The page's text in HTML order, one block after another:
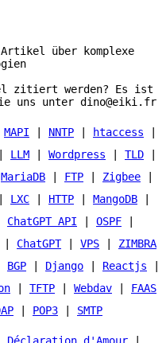
über komplexe
zitiert werden? Es ist
uns unter dino@eiki.fr
MAPI NNTP htaccess
LLM Wordpress TLD
MariaDB FTP Zigbee
LXC HTTP MangoDB
ChatGPT API OSPF
ChatGPT| VPS
ZIMBRA
BGP Django Reactjs
TFTP Webdav
FAAS
POP3 SMTP